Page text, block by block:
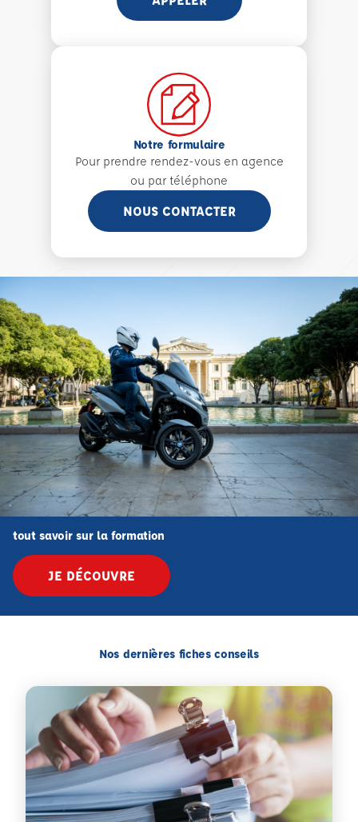
Notre formulaire
Pour prendre rendez-vous en agence
ou par téléphone
NOUS CONTACTER
tout savoir sur la formation
JE DÉCOUVRE
Nos dernières fiches conseils